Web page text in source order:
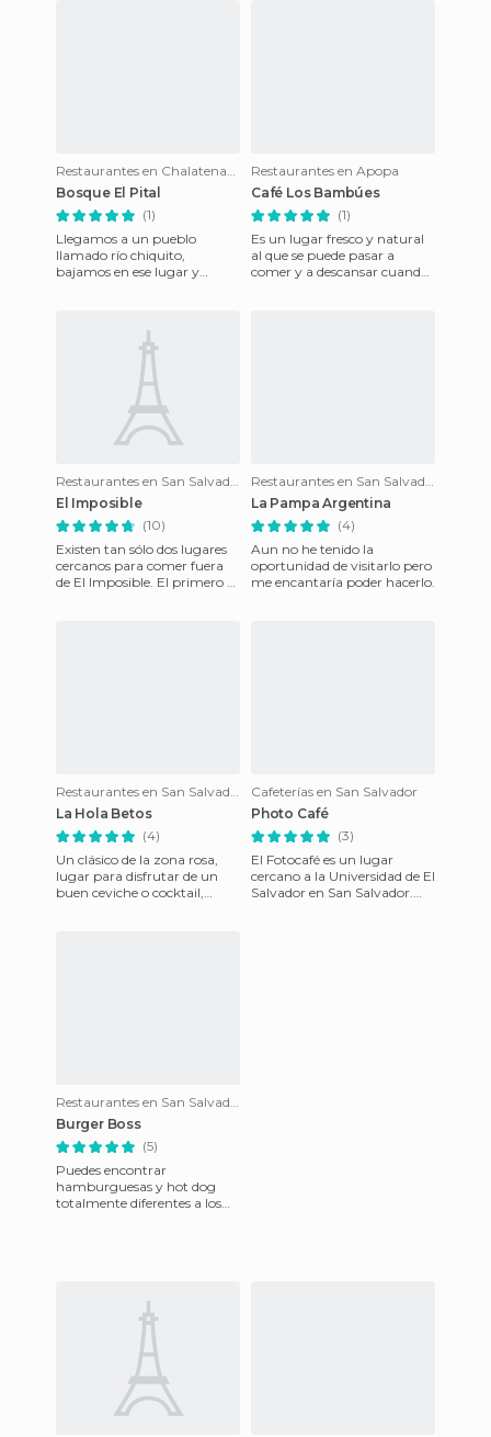
Restaurantes en Chalatenango
Bosque El Pital
(1)
Llegamos a un pueblo
llamado río chiquito,
bajamos en ese lugar y
Restaurantes en Apopa
Café Los Bambúes
(1)
Es un lugar fresco y natural
al que se puede pasar a
comer y a descansar cuando
Restaurantes en San Salvador
El Imposible
(10)
Existen tan sólo dos lugares
cercanos para comer fuera
de El Imposible. El primero es
Restaurantes en San Salvador
La Pampa Argentina
(4)
Aun no he tenido la
oportunidad de visitarlo pero
me encantaría poder hacerlo.
Restaurantes en San Salvador
La Hola Betos
(4)
Un clásico de la zona rosa,
lugar para disfrutar de un
buen ceviche o cocktail,
Cafeterías en San Salvador
Photo Café
(3)
El Fotocafé es un lugar
cercano a la Universidad de El
Salvador en San Salvador.
Restaurantes en San Salvador
Burger Boss
(5)
Puedes encontrar
hamburguesas y hot dog
totalmente diferentes a los